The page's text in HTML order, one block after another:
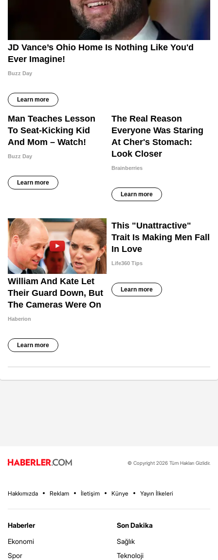
© Copyright 2026 Tüm Hakları Gizlidir.
Hakkımızda Reklam İletişim Künye Yayın İlkeleri
Haberler
Ekonomi
Spor
Son Dakika
Sağlık
Teknoloji